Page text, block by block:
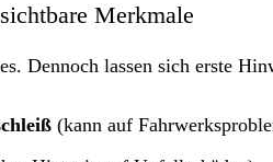
Merkmale
Dennoch lassen sich erste
(kann auf